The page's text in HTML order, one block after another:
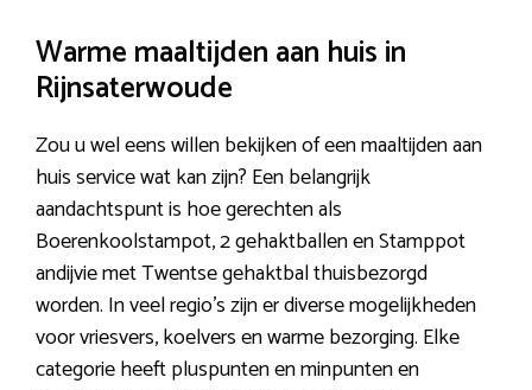
Warme maaltijden aan huis in
Rijnsaterwoude
Zou u wel eens willen bekijken of een maaltijden aan
huis service wat kan zijn? Een belangrijk
aandachtspunt is hoe gerechten als
Boerenkoolstampot, 2 gehaktballen en Stamppot
andijvie met Twentse gehaktbal thuisbezorgd
worden. In veel regio’s zijn er diverse mogelijkheden
voor vriesvers, koelvers en warme bezorging. Elke
categorie heeft pluspunten en minpunten en